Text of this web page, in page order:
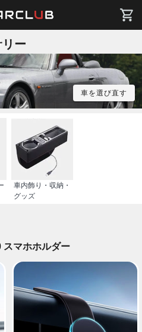
ー
車を選び直す
車内飾り・収納・
グッズ
スマホホルダー